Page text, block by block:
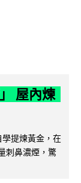
屋內煉
提煉黃金，在
刺鼻濃煙，驚